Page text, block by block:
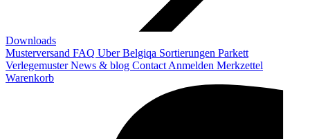
Downloads
Musterversand FAQ Uber Belgiqa Sortierungen Parkett
VerlegemusterNews & blog Contact Anmelden Merkzettel
Warenkorb